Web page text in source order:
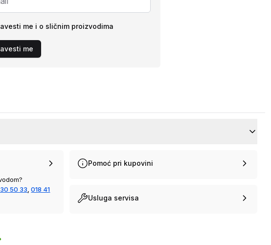
me i o sličnim proizvodima
me
50 33 018 41
Pomoć pri kupovini
Usluga servisa